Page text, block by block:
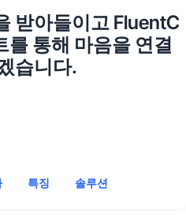
받아들이고 FluentC
를 통해 마음을 연결
습니다.
특징 솔루션